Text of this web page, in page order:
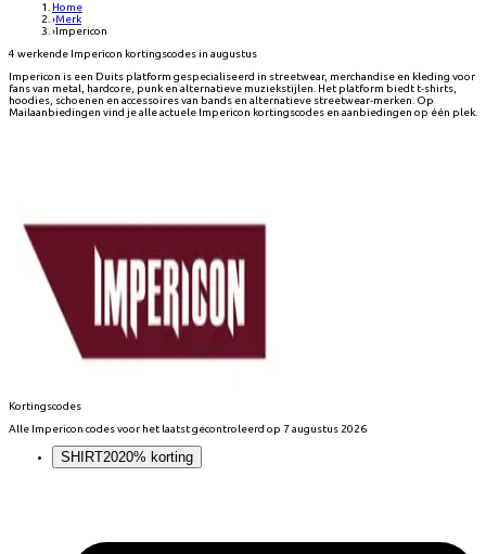
Home
›Merk
›Impericon
4 werkende Impericon kortingscodes in augustus
Impericon is een Duits platform gespecialiseerd in streetwear, merchandise en kleding voor
fans van metal, hardcore, punk en alternatieve muziekstijlen. Het platform biedt t-shirts,
hoodies, schoenen en accessoires van bands en alternatieve streetwear-merken. Op
Mailaanbiedingen vind je alle actuele Impericon kortingscodes en aanbiedingen op één plek.
Kortingscodes
Alle Impericon codes voor het laatst gecontroleerd op 7 augustus 2026
SHIRT2020% korting